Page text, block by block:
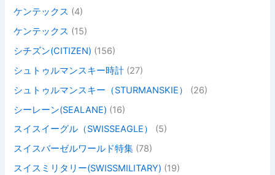
ケンテックス (4)
ケンテックス (15)
シチズン(CITIZEN) (156)
シュトゥルマンスキー時計 (27)
シュトゥルマンスキー（STURMANSKIE）
(26)
シーレーン(SEALANE) (16)
スイスイーグル（SWISSEAGLE）
(5)
スイスバーゼルワールド特集 (78)
スイスミリタリー(SWISSMILITARY) (19)